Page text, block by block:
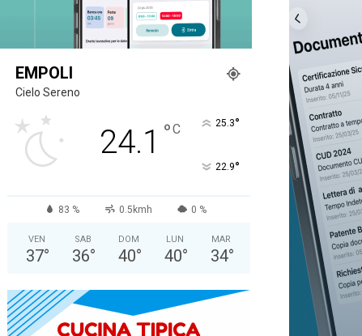
EMPOLI
Cielo Sereno
24.1 °C 25.3°
22.9°
83 % 0.5kmh 0 %
VEN
37°
SAB
36°
DOM
40°
LUN
40°
MAR
34°